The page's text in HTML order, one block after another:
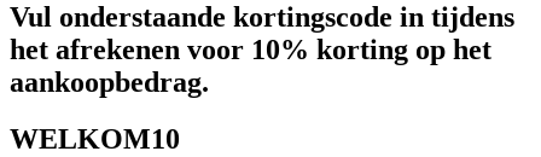
Vul onderstaande kortingscode in tijdens
het afrekenen voor 10% korting op het
aankoopbedrag.
WELKOM10